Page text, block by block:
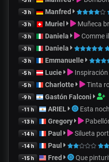
-3 h Manfred
-3 h Muriel Muñeca
-3 h Daniela Comme
-3 h Daniela
-3 h Emmanuelle
-5 h Lucie Inspiración
-5 h Charlotte Tinta
-9 h Gastón Falconi
-11 h ARIEL Esta
-13 h Gregory
-14 h Paul Silueta
-14 h Paul
-15 h Fred Que